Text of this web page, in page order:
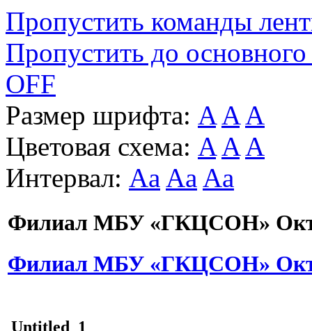
Пропустить команды
Пропустить до основного
OFF
Размер шрифта: A A A
Цветовая схема: A A A
Интервал: Aa Aa Aa
Филиал МБУ «ГКЦСОН»
Филиал МБУ «ГКЦСОН»
Untitled_1